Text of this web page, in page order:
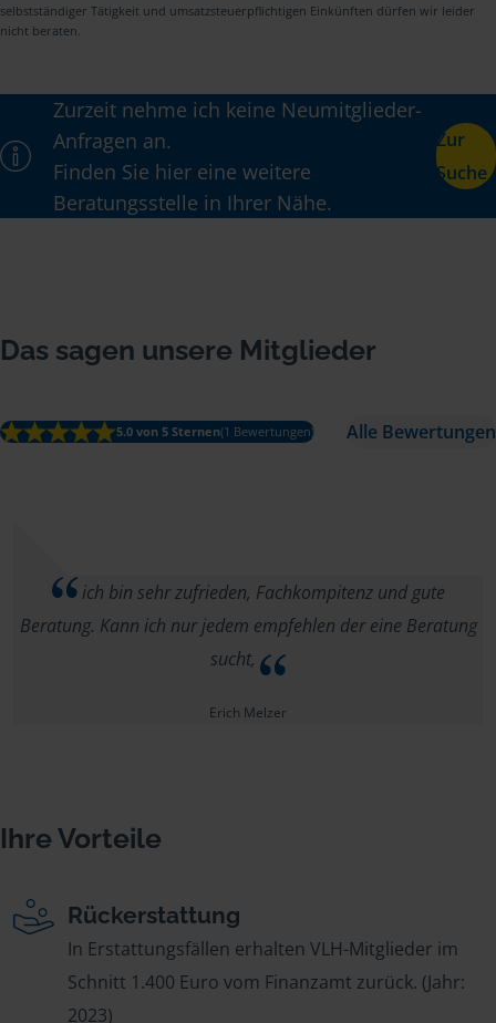
selbstständiger Tätigkeit und umsatzsteuerpflichtigen Einkünften dürfen wir leider
nicht beraten.
Zurzeit nehme ich keine Neumitglieder-
Anfragen an.
Finden Sie hier eine weitere
Beratungsstelle in Ihrer Nähe.
Zur
Suche
Das sagen unsere Mitglieder
5.0 von 5 Sternen(1 Bewertungen) Alle Bewertungen
ich bin sehr zufrieden, Fachkompitenz und gute
Beratung. Kann ich nur jedem empfehlen der eine Beratung
sucht,
Erich Melzer
Ihre Vorteile
Rückerstattung
In Erstattungsfällen erhalten VLH-Mitglieder im
Schnitt 1.400 Euro vom Finanzamt zurück. (Jahr:
2023)